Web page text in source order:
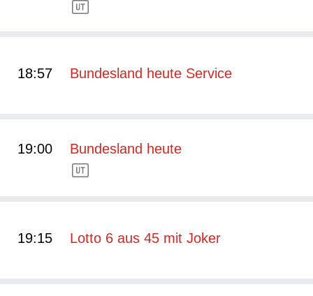
18:57 Bundesland heute Service
19:00 Bundesland heute
19:15 Lotto 6 aus 45 mit Joker